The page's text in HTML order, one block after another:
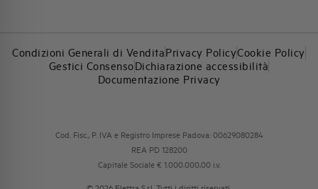
Condizioni Generali di VenditaPrivacy PolicyCookie Policy
Gestici ConsensoDichiarazione accessibilità
Documentazione Privacy
Cod. Fisc., P. IVA e Registro Imprese Padova: 00629080284
REA PD 128200
Capitale Sociale € 1.000.000,00 i.v.